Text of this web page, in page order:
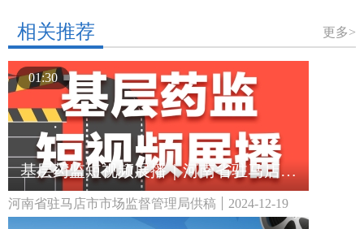
相关推荐 更多>
01:30
基层药监短视频展播｜河南省驻马店市市场监督管理局：牙膏真的能治病吗？
河南省驻马店市市场监督管理局供稿 2024-12-19